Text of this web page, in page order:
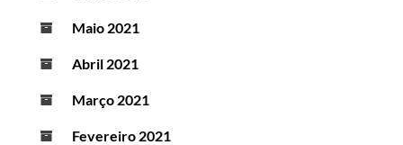
Maio 2021
Abril 2021
Março 2021
Fevereiro 2021